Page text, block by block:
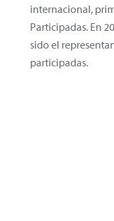
internacional,
Participadas. En
sido el
participadas.